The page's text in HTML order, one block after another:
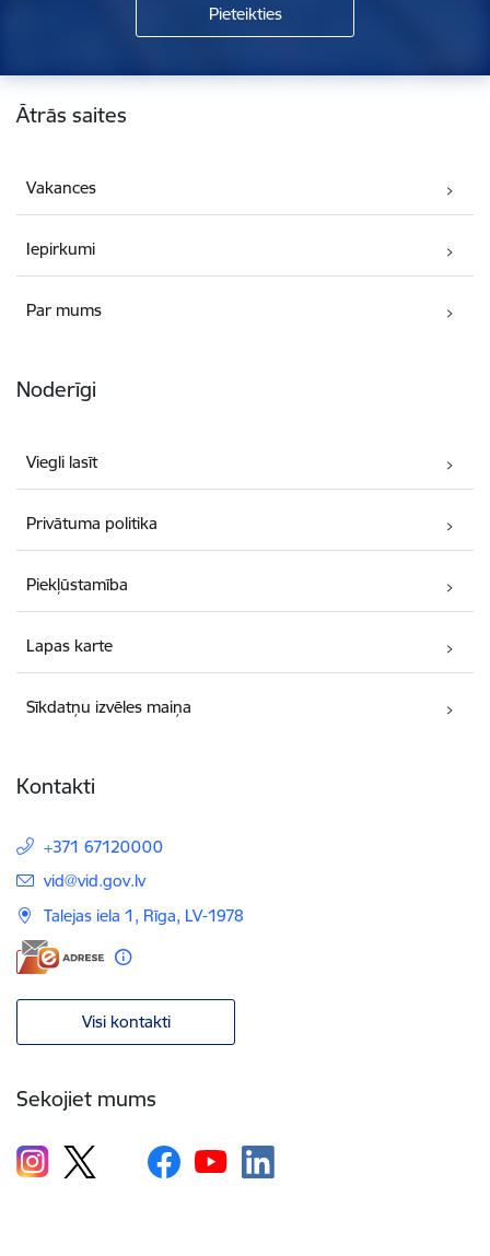
Kājene
Ātrās saites
Vakances
Iepirkumi
Par mums
Noderīgi
Viegli lasīt
Privātuma politika
Piekļūstamība
Lapas karte
Sīkdatņu izvēles maiņa
Kontakti
+371 67120000
E-pasts:
vid@vid.gov.lv
Talejas iela 1, Rīga, LV-1978
Visi kontakti
Sekojiet mums